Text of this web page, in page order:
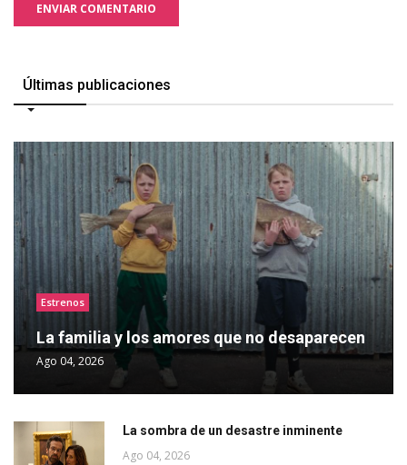
ENVIAR COMENTARIO
Últimas publicaciones
Estrenos
La familia y los amores que no desaparecen
Ago 04, 2026
La sombra de un desastre inminente
Ago 04, 2026